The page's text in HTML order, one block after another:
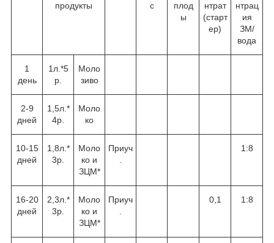
продукты
с
плод
ы
нтрат
(старт
ер)
нтрац
ия
ЗМ/
вода
1
день
1л.*5
р.
Моло
зиво
2-9
дней
1,5л.*
4р.
Моло
ко
10-15
дней
1,8л.*
3р.
Моло
ко и
ЗЦМ*
Приуч
.
1:8
16-20
дней
2,3л.*
3р.
Моло
ко и
ЗЦМ*
Приуч
.
0,1 1:8